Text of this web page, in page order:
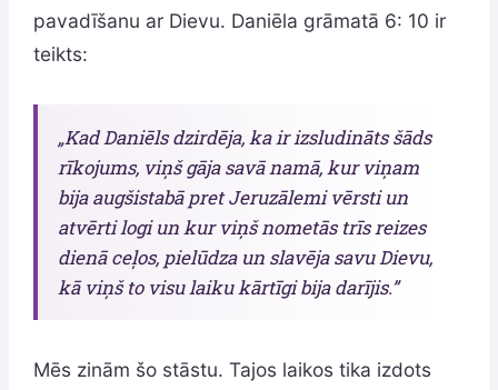
pavadīšanu ar Dievu. Daniēla grāmatā 6: 10 ir
teikts:
„Kad Daniēls dzirdēja, ka ir izsludināts šāds
rīkojums, viņš gāja savā namā, kur viņam
bija augšistabā pret Jeruzālemi vērsti un
atvērti logi un kur viņš nometās trīs reizes
dienā ceļos, pielūdza un slavēja savu Dievu,
kā viņš to visu laiku kārtīgi bija darījis.”
Mēs zinām šo stāstu. Tajos laikos tika izdots